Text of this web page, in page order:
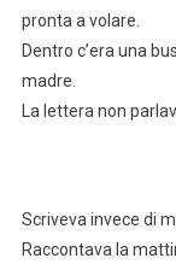
pronta a volare.
Dentro c’era una
madre.
La lettera non
Scriveva invece di
Raccontava la